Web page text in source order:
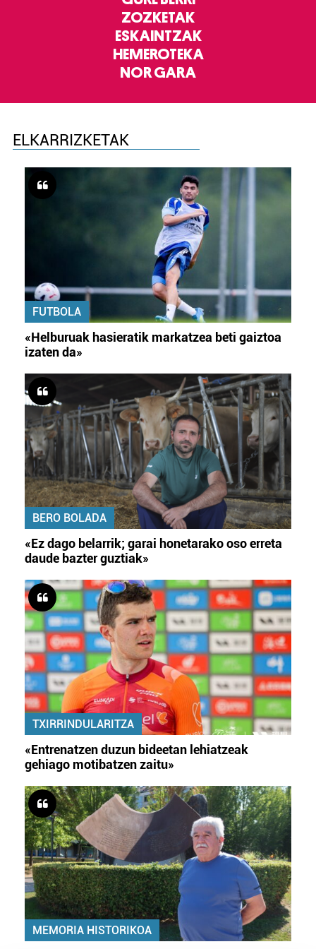
ZOZKETAK
ESKAINTZAK
HEMEROTEKA
NOR GARA
ELKARRIZKETAK
FUTBOLA
«Helburuak hasieratik markatzea beti gaiztoa
izaten da»
BERO BOLADA
«Ez dago belarrik; garai honetarako oso erreta
daude bazter guztiak»
TXIRRINDULARITZA
«Entrenatzen duzun bideetan lehiatzeak
gehiago motibatzen zaitu»
MEMORIA HISTORIKOA